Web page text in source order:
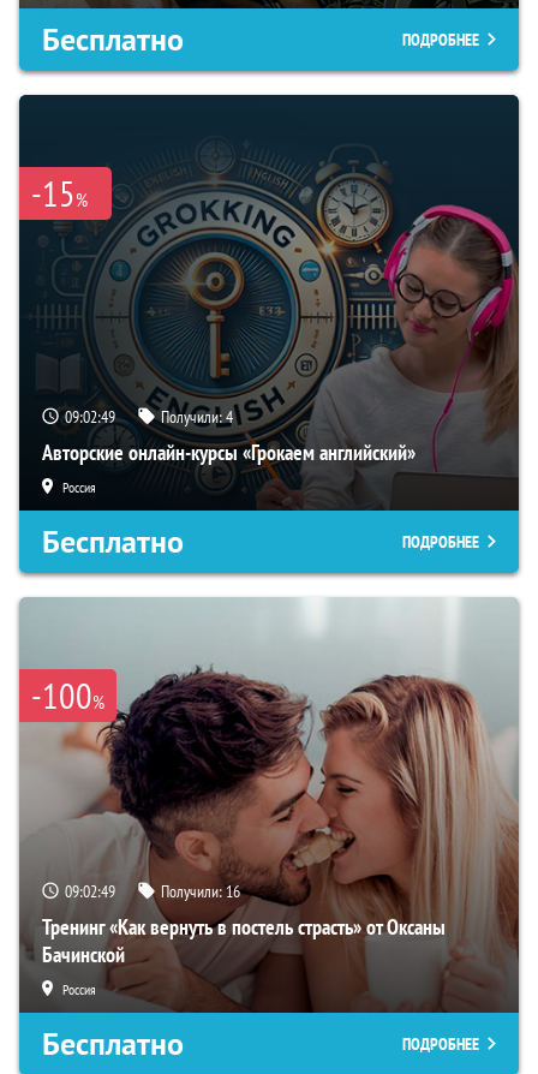
Бесплатно ПОДРОБНЕЕ
-15%
09:02:48 Получили:4
Авторские онлайн-курсы «Грокаем английский»
Россия
Бесплатно ПОДРОБНЕЕ
-100%
09:02:48 Получили:16
Тренинг «Как вернуть в постель страсть» от Оксаны
Бачинской
Россия
Бесплатно ПОДРОБНЕЕ